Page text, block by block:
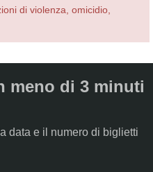
di violenza, omicidio,
meno di 3 minuti
data e il numero di biglietti